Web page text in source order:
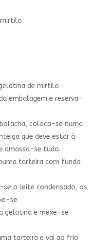
de mirtilo
embalagem e reserva-
coloca-se numa
que deve estar à
amassa-se tudo.
tarteira com fundo
o leite condensado, os
se
gelatina e mexe-se
tarteira e vai ao frio